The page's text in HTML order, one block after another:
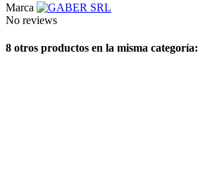
Marca
No reviews
8 otros productos en la misma categoría: